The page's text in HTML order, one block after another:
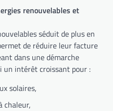
renouvelables et
séduit de plus en
de réduire leur facture
dans une démarche
un intérêt croissant pour :
solaires,
chaleur,